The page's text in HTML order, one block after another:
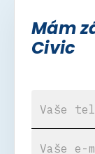
Mám
Civic